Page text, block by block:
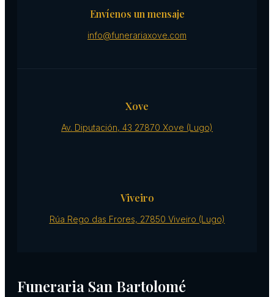
Envíenos un mensaje
info@funerariaxove.com
Xove
Av. Diputación, 43 27870 Xove (Lugo)
Viveiro
Rúa Rego das Frores, 27850 Viveiro (Lugo)
Funeraria San Bartolomé